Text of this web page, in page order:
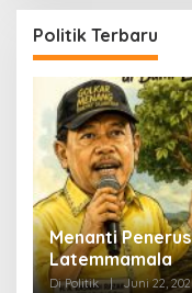
Politik Terbaru
Menanti
Latemmamala
Di Politik | Juni 22,